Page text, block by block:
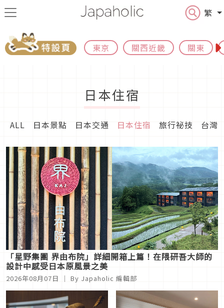
繁
東京 關西近畿 關東
日本住宿
ALL 日本景點 日本交通 日本住宿 旅行祕技 台灣
「星野集團 界由布院」詳細開箱上篇！在隈研吾大師的
設計中感受日本原風景之美
2026年08月07日 ｜ By Japaholic 編輯部